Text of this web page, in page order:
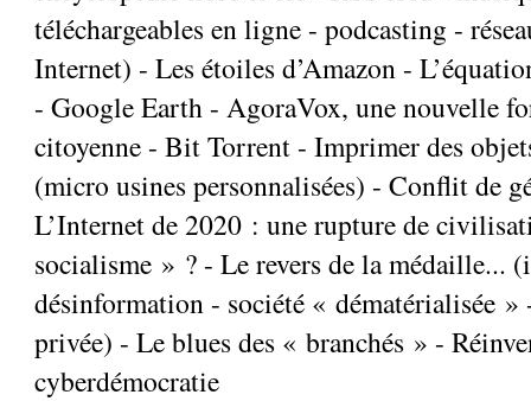
téléchargeables en ligne - podcasting -
Internet) - Les étoiles d’Amazon -
- Google Earth - AgoraVox, une nouvelle
citoyenne - Bit Torrent - Imprimer des
(micro usines personnalisées) - Conflit de
L’Internet de 2020 : une rupture de
socialisme » ? - Le revers de la médaille...
désinformation - société « dématérialisée
privée) - Le blues des « branchés » -
cyberdémocratie